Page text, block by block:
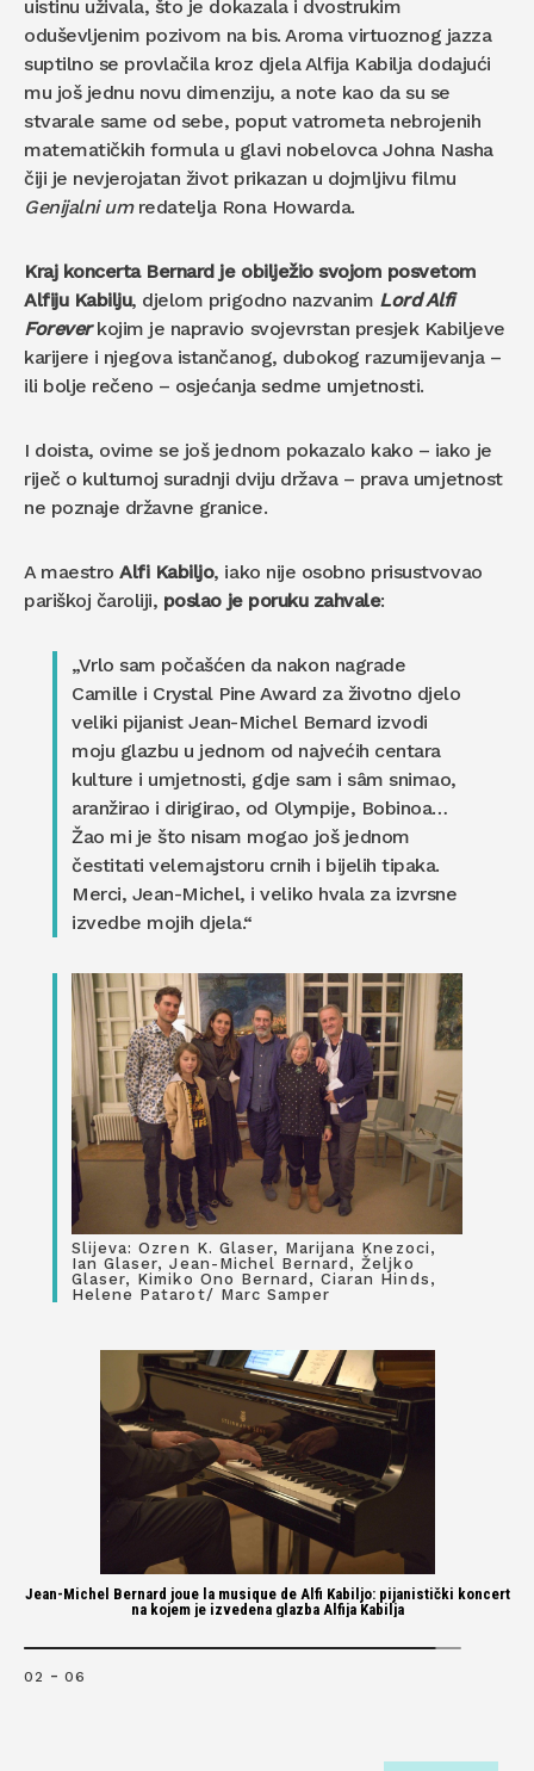
uistinu uživala, što je dokazala i dvostrukim
oduševljenim pozivom na bis. Aroma virtuoznog jazza
suptilno se provlačila kroz djela Alfija Kabilja dodajući
mu još jednu novu dimenziju, a note kao da su se
stvarale same od sebe, poput vatrometa nebrojenih
matematičkih formula u glavi nobelovca Johna Nasha
čiji je nevjerojatan život prikazan u dojmljivu filmu
Genijalni umredatelja Rona Howarda.
Kraj koncerta Bernard je obilježio svojom posvetom
Alfiju Kabilju, djelom prigodno nazvanim Lord Alfi
Foreverkojim je napravio svojevrstan presjek Kabiljeve
karijere i njegova istančanog, dubokog razumijevanja –
ili bolje rečeno – osjećanja sedme umjetnosti.
I doista, ovime se još jednom pokazalo kako – iako je
riječ o kulturnoj suradnji dviju država – prava umjetnost
ne poznaje državne granice.
A maestroAlfi Kabiljo, iako nije osobno prisustvovao
pariškoj čaroliji, poslao je poruku zahvale:
„Vrlo sam počašćen da nakon nagrade
Camille i Crystal Pine Award za životno djelo
veliki pijanist Jean-Michel Bernard izvodi
moju glazbu u jednom od najvećih centara
kulture i umjetnosti, gdje sam i sâm snimao,
aranžirao i dirigirao, od Olympije, Bobinoa…
Žao mi je što nisam mogao još jednom
čestitati velemajstoru crnih i bijelih tipaka.
Merci, Jean-Michel, i veliko hvala za izvrsne
izvedbe mojih djela.“
Slijeva: Ozren K. Glaser, Marijana Knezoci,
Ian Glaser, Jean-Michel Bernard, Željko
Glaser, Kimiko Ono Bernard, Ciaran Hinds,
Helene Patarot/ Marc Samper
Jean-Michel Bernard joue la musique de Alfi Kabiljo: pijanistički koncert
na kojem je izvedena glazba Alfija Kabilja
02 - 06